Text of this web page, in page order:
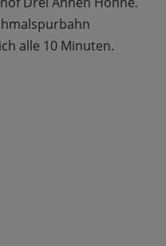
alle 10 Minuten.